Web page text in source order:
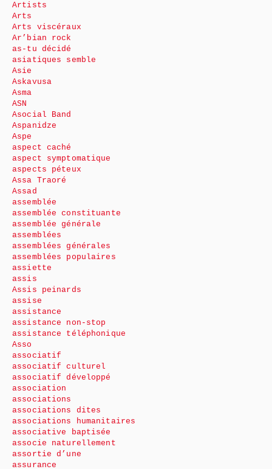
Artists
Arts
Arts viscéraux
Ar’bian rock
as-tu décidé
asiatiques semble
Asie
Askavusa
Asma
ASN
Asocial Band
Aspanidze
Aspe
aspect caché
aspect symptomatique
aspects péteux
Assa Traoré
Assad
assemblée
assemblée constituante
assemblée générale
assemblées
assemblées générales
assemblées populaires
assiette
assis
Assis peinards
assise
assistance
assistance non-stop
assistance téléphonique
Asso
associatif
associatif culturel
associatif développé
association
associations
associations dites
associations humanitaires
associative baptisée
associe naturellement
assortie d’une
assurance